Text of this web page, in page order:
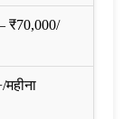
₹70,000/